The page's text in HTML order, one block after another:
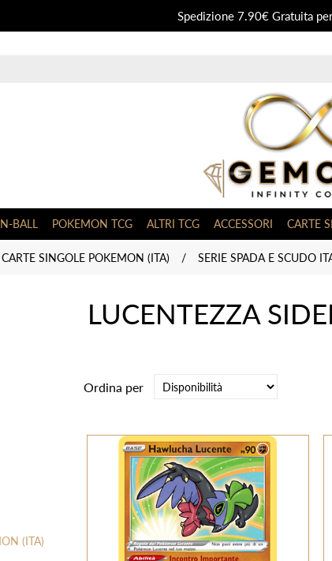
Spedizione 7.90€ Gratuita
BALL POKEMON TCG ALTRI TCG ACCESSORI CARTE
CARTE SINGOLE POKEMON (ITA) / SERIE SPADA E SCUDO
(ITA)
LUCENTEZZA
Ordina per